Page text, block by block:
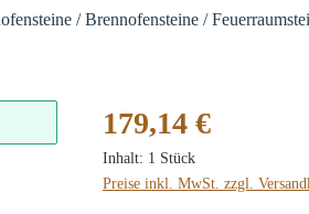
/ Brennofensteine /
Regulärer Preis:
179,14 €
Inhalt: 1 Stück
Preise inkl. MwSt. zzgl.